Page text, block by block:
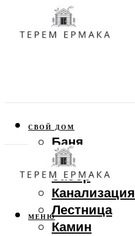
СВОЙ ДОМ
Баня
Веранда
Забор
Канализация
Лестница
Камин
МЕНЮ